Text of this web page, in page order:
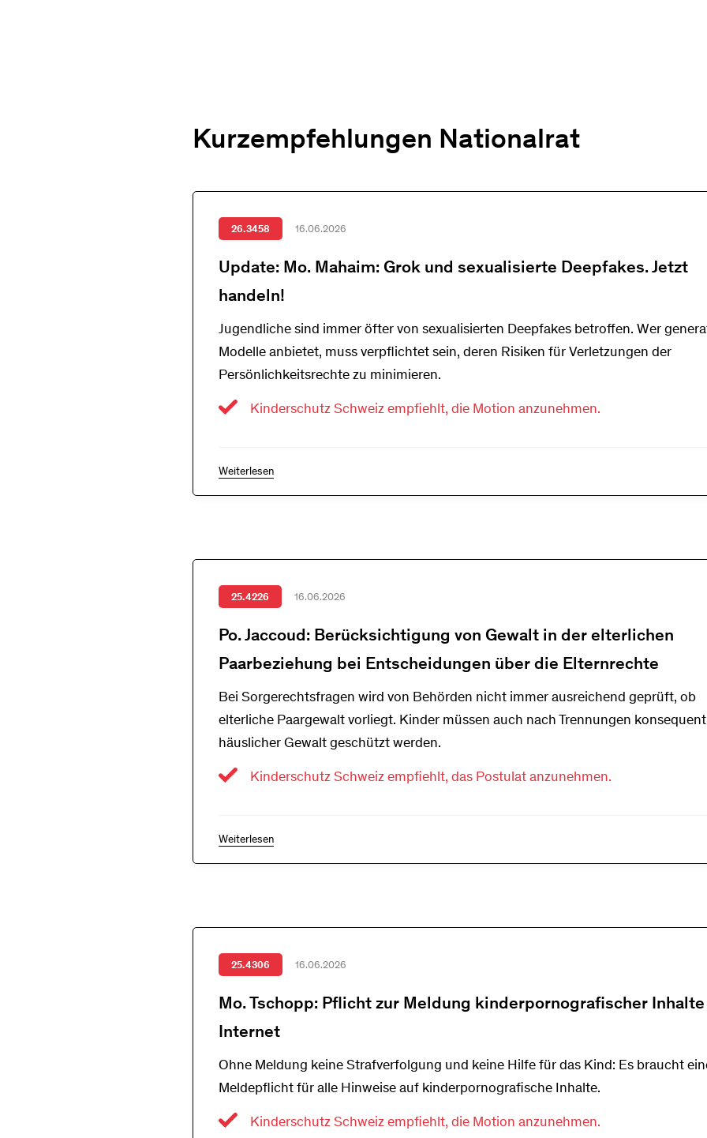
Kurzempfehlungen Nationalrat
26.3458 16.06.2026
Update: Mo. Mahaim: Grok und sexualisierte Deepfakes. Jetzt
handeln!
Jugendliche sind immer öfter von sexualisierten Deepfakes betroffen. Wer
Modelle anbietet, muss verpflichtet sein, deren Risiken für Verletzungen der
Persönlichkeitsrechte zu minimieren.
Kinderschutz Schweiz empfiehlt, die Motion anzunehmen.
Weiterlesen
25.4226 16.06.2026
Po. Jaccoud: Berücksichtigung von Gewalt in der elterlichen
Paarbeziehung bei Entscheidungen über die Elternrechte
Bei Sorgerechtsfragen wird von Behörden nicht immer ausreichend geprüft, ob
elterliche Paargewalt vorliegt. Kinder müssen auch nach Trennungen
häuslicher Gewalt geschützt werden.
Kinderschutz Schweiz empfiehlt, das Postulat anzunehmen.
Weiterlesen
25.4306 16.06.2026
Mo. Tschopp: Pflicht zur Meldung kinderpornografischer
Internet
Ohne Meldung keine Strafverfolgung und keine Hilfe für das Kind: Es braucht
Meldepflicht für alle Hinweise auf kinderpornografische Inhalte.
Kinderschutz Schweiz empfiehlt, die Motion anzunehmen.